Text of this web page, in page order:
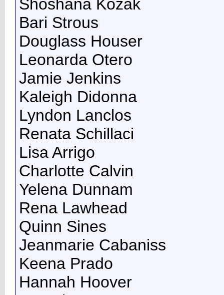
Shoshana Kozak
Bari Strous
Douglass Houser
Leonarda Otero
Jamie Jenkins
Kaleigh Didonna
Lyndon Lanclos
Renata Schillaci
Lisa Arrigo
Charlotte Calvin
Yelena Dunnam
Rena Lawhead
Quinn Sines
Jeanmarie Cabaniss
Keena Prado
Hannah Hoover